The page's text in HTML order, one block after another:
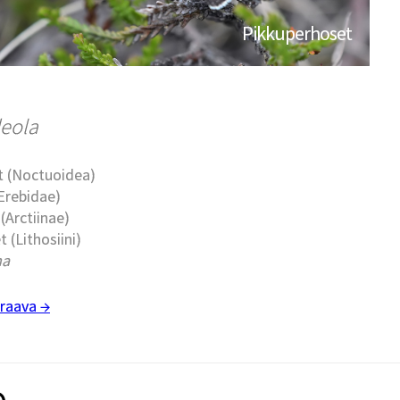
Pikkuperhoset
(Noctuoidea)
(Lithosiini)
→